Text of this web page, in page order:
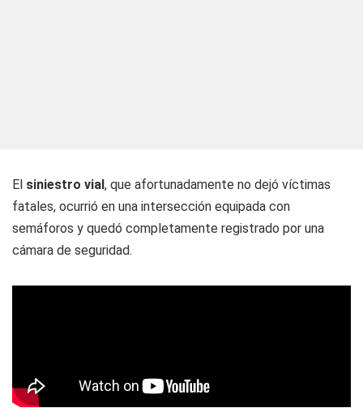
El siniestro vial, que afortunadamente no dejó víctimas
fatales, ocurrió en una intersección equipada con
semáforos y quedó completamente registrado por una
cámara de seguridad.